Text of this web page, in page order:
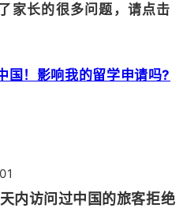
家长的很多问题，请点击
国！影响我的留学申请吗?
01
内访问过中国的旅客拒绝